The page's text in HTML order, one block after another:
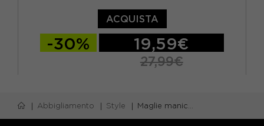
ACQUISTA
-30% 19,59€
27,99€
Abbigliamento Style Maglie manica corta